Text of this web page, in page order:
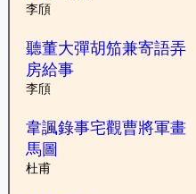
李頎
聽董大彈胡笳兼寄語弄
房給事
李頎
韋諷錄事宅觀曹將軍畫
馬圖
杜甫